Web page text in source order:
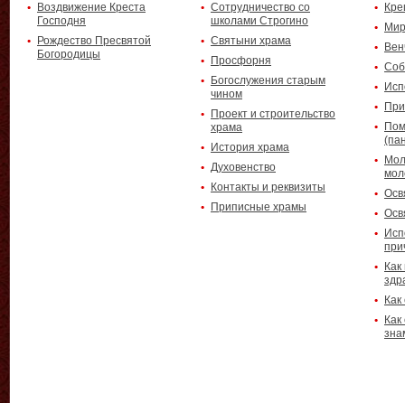
Воздвижение Креста
Господня
Рождество Пресвятой
Богородицы
Сотрудничество со
школами Строгино
Святыни храма
Просфорня
Богослужения старым
чином
Проект и строительство
храма
История храма
Духовенство
Контакты и реквизиты
Приписные храмы
Как